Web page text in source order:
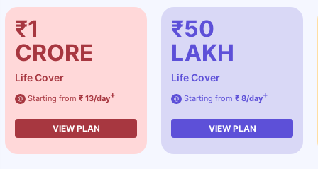
₹1
CRORE
Life Cover
@ Starting from ₹ 13/day+
VIEW PLAN
₹50
LAKH
Life Cover
@ Starting from ₹ 8/day+
VIEW PLAN